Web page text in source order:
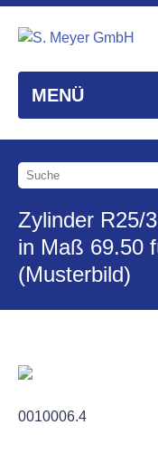
MENÜ
Zylinder R25/
in Maß 69.50
(Musterbild)
0010006.4